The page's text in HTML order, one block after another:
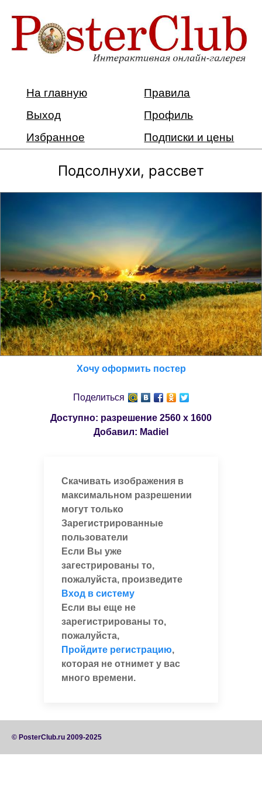
На главную
Правила
Выход
Профиль
Избранное
Подписки и цены
Подсолнухи, рассвет
Хочу оформить постер
Поделиться
Доступно: разрешение 2560 x 1600
Добавил: Madiel
Скачивать изображения в
максимальном разрешении
могут только
Зарегистрированные
пользователи
Если Вы уже
загестрированы то,
пожалуйста, произведите
Вход в систему
Если вы еще не
зарегистрированы то,
пожалуйста,
Пройдите регистрацию,
которая не отнимет у вас
много времени.
© PosterClub.ru 2009-2025